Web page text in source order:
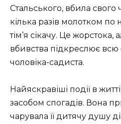
Стальського, вбила
кілька разів молотком по
тім’я сікачу. Це жорстока,
вбивства підкреслює всю
чоловіка-садиста.
Найяскравіші події в
засобом спогадів. Вона
чарувала її дитячу душу